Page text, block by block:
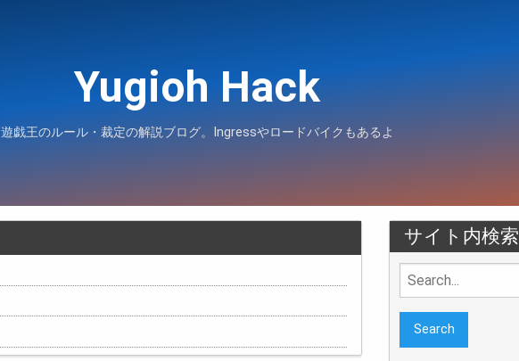
Yugioh Hack
遊戯王のルール・裁定の解説ブログ。Ingressやロードバイクもあるよ
サイト内検索
Search
for: